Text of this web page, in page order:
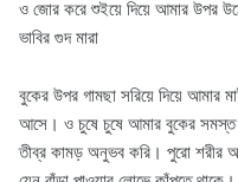
ও জোর করে শুইয়ে দিয়ে আমার উপর
ভাবির গুদ মারা
বুকের উপর গামছা সরিয়ে দিয়ে
আসে। ও চুষে চুষে আমার বুকের সমস্ত
তীব্র কামড় অনুভব করি। পুরো শরীর